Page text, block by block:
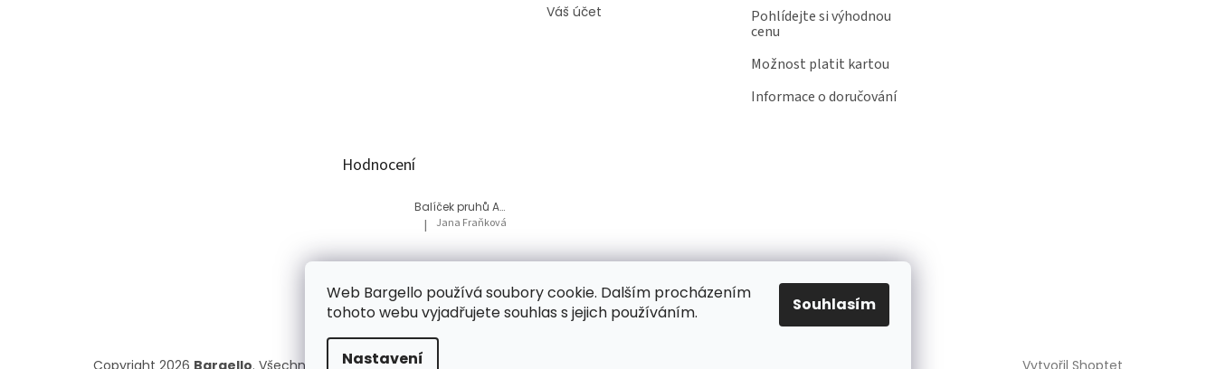
Web Bargello používá soubory cookie. Dalším procházením
tohoto webu vyjadřujete souhlas s jejich používáním.
Nastavení
Souhlasím
Váš účet
Pohlídejte si výhodnou
cenu
Možnost platit kartou
Informace o doručování
Hodnocení
Balíček pruhů Akvárium
Hodnocení produktu je 5 z 5 hvězdiček.
| Jana Fraňková
Hodnocení produktu je 5 z 5 hvězdiček.
Tatiana Bacikova
Vytvořil Shoptet